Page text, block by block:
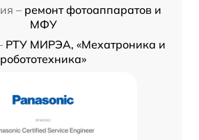
– ремонт фотоаппаратов и
МФУ
РТУ МИРЭА, «Мехатроника и
робототехника»